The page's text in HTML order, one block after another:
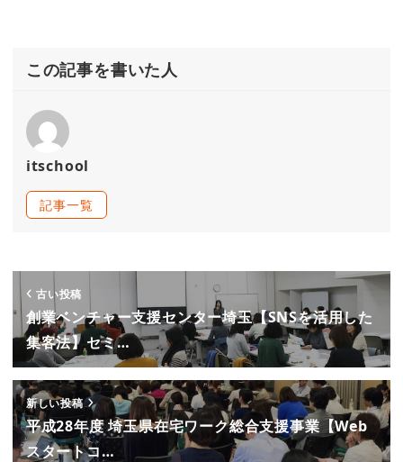
この記事を書いた人
itschool
記事一覧
古い投稿
創業ベンチャー支援センター埼玉【SNSを活用した
集客法】セミ…
新しい投稿
平成28年度 埼玉県在宅ワーク総合支援事業【Web
スタートコ…